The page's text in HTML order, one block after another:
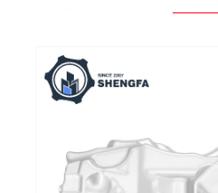
Culasse en aluminium
Voir plus >>